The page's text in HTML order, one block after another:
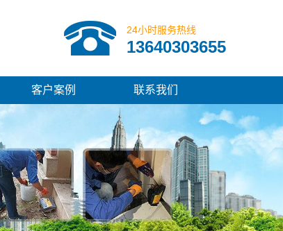
24小时服务热线
13640303655
客户案例 联系我们